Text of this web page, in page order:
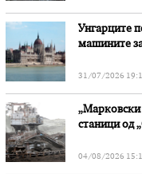
Унгарците
машините за
31/07/2026
„Марковски
станици од
04/08/2026